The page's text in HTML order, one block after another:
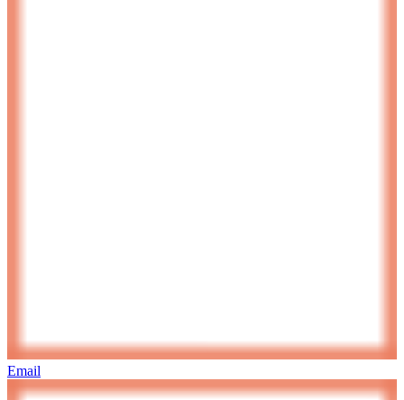
Email